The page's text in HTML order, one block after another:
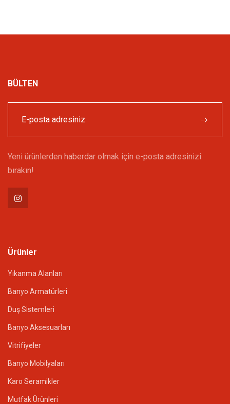
BÜLTEN
Yeni ürünlerden haberdar olmak için e-posta adresinizi
bırakın!
Ürünler
Yıkanma Alanları
Banyo Armatürleri
Duş Sistemleri
Banyo Aksesuarları
Vitrifiyeler
Banyo Mobilyaları
Karo Seramikler
Mutfak Ürünleri